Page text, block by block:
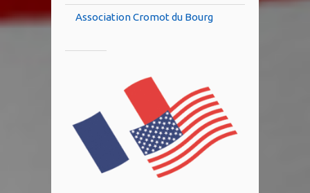
Association Cromot du Bourg